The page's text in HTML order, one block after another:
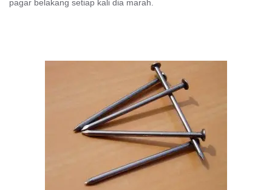
pagar belakang setiap kali dia marah.